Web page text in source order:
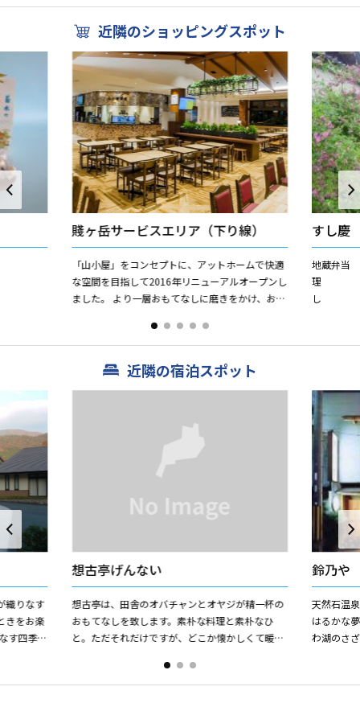
近隣のショッピングスポット
賤ヶ岳サービスエリア（下り線）
「山小屋」をコンセプトに、アットホームで快適
な空間を目指して2016年リニューアルオープンし
ました。 より一層おもてなしに磨きをかけ、お客
すし慶
地蔵弁当
理 ５
し ５
近隣の宿泊スポット
織りなす
きをお楽
す四季を
想古亭げんない
想古亭は、田舎のオバチャンとオヤジが精一杯の
おもてなしを致します。素朴な料理と素朴なひ
と。ただそれだけですが、どこか懐かしくて暖か
りは、一日四組様だけに限ら...
鈴乃や
天然石温
はるかな
わ湖のさ